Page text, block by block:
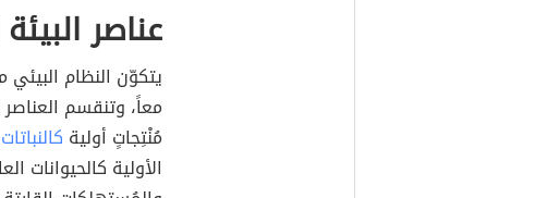
عناصر
يتكوّن النظام
معاً، وتنقسم
مُنْتِجاتٍ أولية كالنباتات
الأولية كالحيوانات